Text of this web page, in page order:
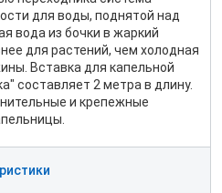
для воды, поднятой над
вода из бочки в жаркий
для растений, чем холодная
Вставка для капельной
составляет 2 метра в длину.
и крепежные